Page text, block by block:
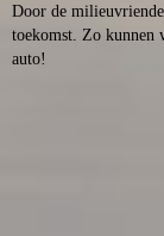
Door de
toekomst. Zo kunnen
auto!